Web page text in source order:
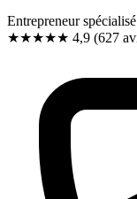
Entrepreneur
★★★★★ 4,9 (627